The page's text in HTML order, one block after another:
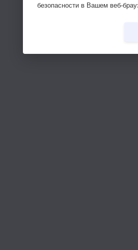
безопасности в Вашем веб-